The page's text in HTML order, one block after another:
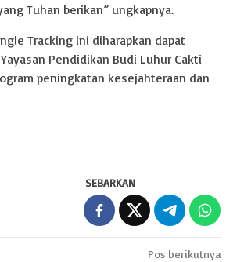
Tuhan berikan” ungkapnya.
Tracking ini diharapkan dapat
Pendidikan Budi Luhur Cakti
peningkatan kesejahteraan dan
SEBARKAN
Pos berikutnya